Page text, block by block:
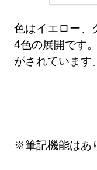
色はイエロー、
4色の展開です
がされています。
※筆記機能はあ